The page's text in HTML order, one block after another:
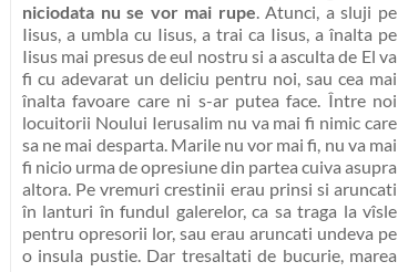
niciodata nu se vor mai rupe. Atunci, a sluji pe
Iisus, a umbla cu Iisus, a trai ca Iisus, a înalta pe
Iisus mai presus de eul nostru si a asculta de El va
fi cu adevarat un deliciu pentru noi, sau cea mai
înalta favoare care ni s-ar putea face. Între noi
locuitorii Noului Ierusalim nu va mai fi nimic care
sa ne mai desparta. Marile nu vor mai fi, nu va mai
fi nicio urma de opresiune din partea cuiva asupra
altora. Pe vremuri crestinii erau prinsi si aruncati
în lanturi în fundul galerelor, ca sa traga la vîsle
pentru opresorii lor, sau erau aruncati undeva pe
o insula pustie. Dar tresaltati de bucurie, marea